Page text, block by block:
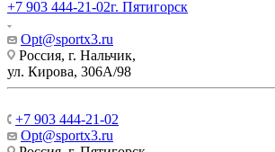
+7 903 444-21-02г. Пятигорск
Opt@sportx3.ru
Россия, г. Нальчик,
ул. Кирова, 306А/98
+7 903 444-21-02
Opt@sportx3.ru